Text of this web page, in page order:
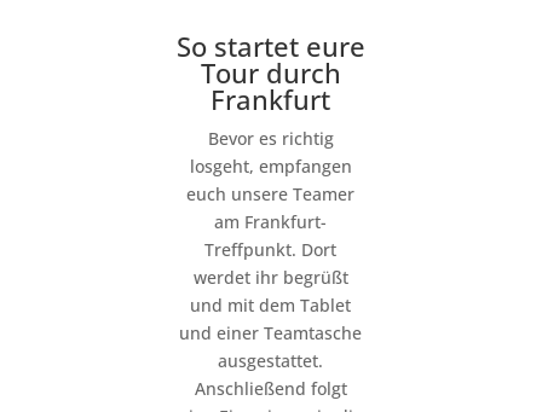
So startet eure
Tour durch
Frankfurt
Bevor es richtig
losgeht, empfangen
euch unsere Teamer
am Frankfurt-
Treffpunkt. Dort
werdet ihr begrüßt
und mit dem Tablet
und einer Teamtasche
ausgestattet.
Anschließend folgt